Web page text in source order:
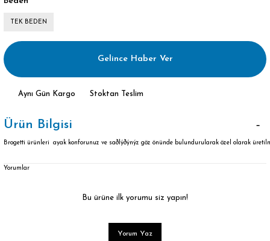
TEK BEDEN
Gelince Haber Ver
Aynı Gün Kargo Stoktan Teslim
Ürün Bilgisi
Brogetti ürünleri ayak konforunuz ve saðlýðýnýz göz önünde bulundurularak özel olarak
Yorumlar
Bu ürüne ilk yorumu siz yapın!
Yorum Yaz